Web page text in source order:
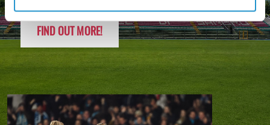
FIND OUT MORE!